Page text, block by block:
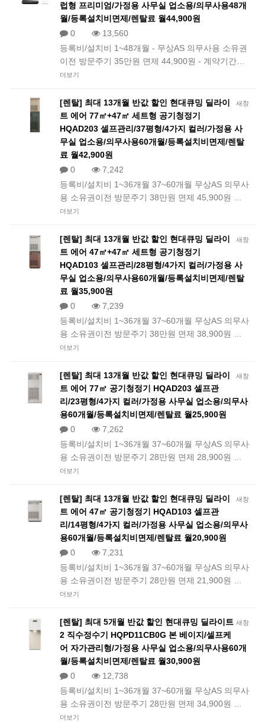
럽형 프리미엄/가정용 사무실 업소용/의무사용48개
월/등록설치비면제/렌탈료 월44,900원
0
13,560
등록비/설치비 1~48개월 - 무상AS 의무사용 소유권
이전 방문주기 35만원 면제 44,900원 - 계약기간…
더보기
새창
[렌탈] 최대 13개월 반값 할인 현대큐밍 딜라이
트 에어 77㎡+47㎡ 세트형 공기청정기
HQAD203 셀프관리/37평형/4가지 컬러/가정용 사
무실 업소용/의무사용60개월/등록설치비면제/렌탈
료 월42,900원
0
7,242
등록비/설치비 1~36개월 37~60개월 무상AS 의무사
용 소유권이전 방문주기 38만원 면제 45,900원 …
더보기
새창
[렌탈] 최대 13개월 반값 할인 현대큐밍 딜라이
트 에어 47㎡+47㎡ 세트형 공기청정기
HQAD103 셀프관리/28평형/4가지 컬러/가정용 사
무실 업소용/의무사용60개월/등록설치비면제/렌탈
료 월35,900원
0
7,239
등록비/설치비 1~36개월 37~60개월 무상AS 의무사
용 소유권이전 방문주기 38만원 면제 38,900원 …
더보기
새창
[렌탈] 최대 13개월 반값 할인 현대큐밍 딜라이
트 에어 77㎡ 공기청정기 HQAD203 셀프관
리/23평형/4가지 컬러/가정용 사무실 업소용/의무사
용60개월/등록설치비면제/렌탈료 월25,900원
0
7,262
등록비/설치비 1~36개월 37~60개월 무상AS 의무사
용 소유권이전 방문주기 28만원 면제 28,900원 …
더보기
새창
[렌탈] 최대 13개월 반값 할인 현대큐밍 딜라이
트 에어 47㎡ 공기청정기 HQAD103 셀프관
리/14평형/4가지 컬러/가정용 사무실 업소용/의무사
용60개월/등록설치비면제/렌탈료 월20,900원
0
7,231
등록비/설치비 1~36개월 37~60개월 무상AS 의무사
용 소유권이전 방문주기 28만원 면제 21,900원 …
더보기
새창
[렌탈] 최대 5개월 반값 할인 현대큐밍 딜라이트
2 직수정수기 HQPD11CB0G 본 베이지/셀프케
어 자가관리형/가정용 사무실 업소용/의무사용60개
월/등록설치비면제/렌탈료 월30,900원
0
12,738
등록비/설치비 1~36개월 37~60개월 무상AS 의무사
용 소유권이전 방문주기 28만원 면제 34,900원 …
더보기